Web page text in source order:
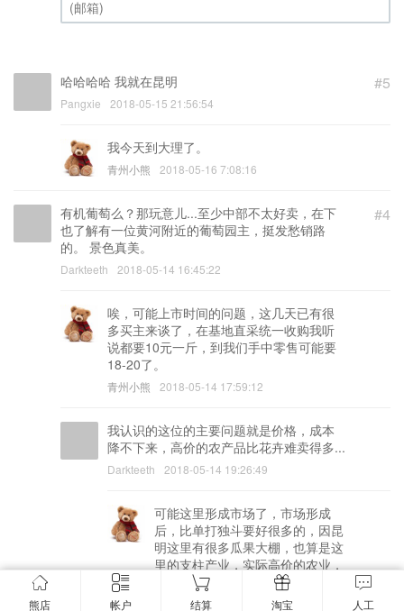
#5
哈哈哈哈 我就在昆明
Pangxie 2018-05-15 21:56:54
我今天到大理了。
青州小熊 2018-05-16 7:08:16
#4
有机葡萄么？那玩意儿...至少中部不太好卖，在下
也了解有一位黄河附近的葡萄园主，挺发愁销路
的。 景色真美。
Darkteeth 2018-05-14 16:45:22
唉，可能上市时间的问题，这几天已有很
多买主来谈了，在基地直采统一收购我听
说都要10元一斤，到我们手中零售可能要
18-20了。
青州小熊 2018-05-14 17:59:12
我认识的这位的主要问题就是价格，成本
降不下来，高价的农产品比花卉难卖得多...
Darkteeth 2018-05-14 19:26:49
可能这里形成市场了，市场形成
后，比单打独斗要好很多的，因昆
明这里有很多瓜果大棚，也算是这
里的支柱产业，实际高价的农业，
在我们老家早就存在了20-30年
了，我们山东老家的冬暖大棚，一
熊店 帐户 结算 淘宝 人工